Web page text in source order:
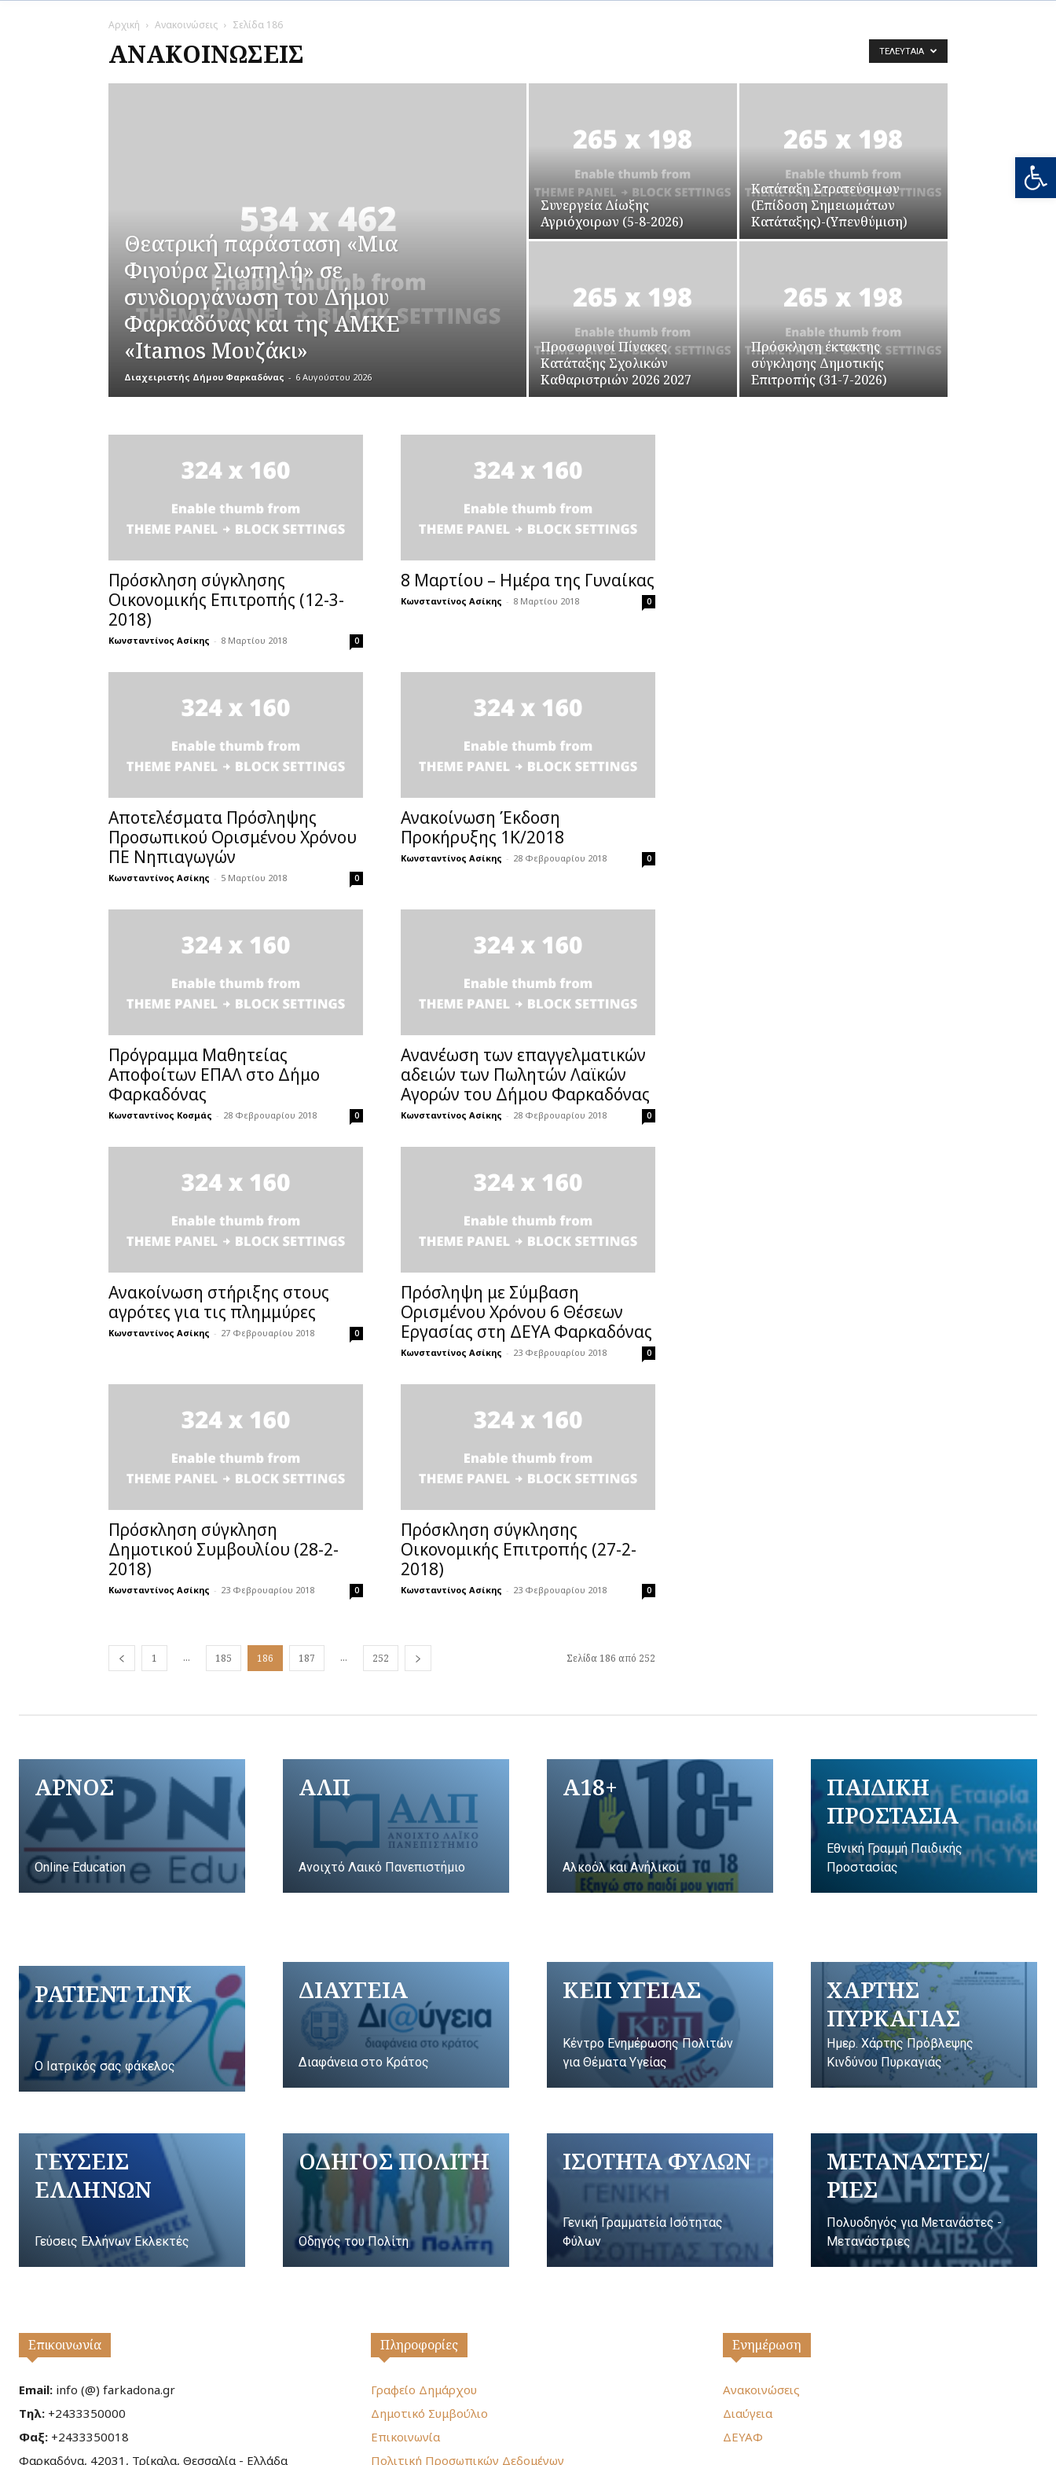
Αρχική Ανακοινώσεις Σελίδα 186
ΑΝΑΚΟΙΝΏΣΕΙΣ ΤΕΛΕΥΤΑΊΑ
Θεατρική παράσταση «Μια
Φιγούρα Σιωπηλή» σε
συνδιοργάνωση του Δήμου
Φαρκαδόνας και της ΑΜΚΕ
«Itamos Μουζάκι»
Διαχειριστής Δήμου Φαρκαδόνας - 6 Αυγούστου 2026
Συνεργεία Δίωξης
Αγριόχοιρων (5-8-2026)
Κατάταξη Στρατεύσιμων
(Επίδοση Σημειωμάτων
Κατάταξης)-(Υπενθύμιση)
Προσωρινοί Πίνακες
Κατάταξης Σχολικών
Καθαριστριών 2026 2027
Πρόσκληση έκτακτης
σύγκλησης Δημοτικής
Επιτροπής (31-7-2026)
Πρόσκληση σύγκλησης
Οικονομικής Επιτροπής (12-3-
2018)
Κωνσταντίνος Ασίκης - 8 Μαρτίου 2018 0
8 Μαρτίου – Ημέρα της Γυναίκας
Κωνσταντίνος Ασίκης - 8 Μαρτίου 2018 0
Αποτελέσματα Πρόσληψης
Προσωπικού Ορισμένου Χρόνου
ΠΕ Νηπιαγωγών
Κωνσταντίνος Ασίκης - 5 Μαρτίου 2018 0
Ανακοίνωση Έκδοση
Προκήρυξης 1Κ/2018
Κωνσταντίνος Ασίκης - 28 Φεβρουαρίου 2018 0
Πρόγραμμα Μαθητείας
Αποφοίτων ΕΠΑΛ στο Δήμο
Φαρκαδόνας
Κωνσταντίνος Κοσμάς - 28 Φεβρουαρίου 2018 0
Ανανέωση των επαγγελματικών
αδειών των Πωλητών Λαϊκών
Αγορών του Δήμου Φαρκαδόνας
Κωνσταντίνος Ασίκης - 28 Φεβρουαρίου 2018 0
Ανακοίνωση στήριξης στους
αγρότες για τις πλημμύρες
Κωνσταντίνος Ασίκης - 27 Φεβρουαρίου 2018 0
Πρόσληψη με Σύμβαση
Ορισμένου Χρόνου 6 Θέσεων
Εργασίας στη ΔΕΥΑ Φαρκαδόνας
Κωνσταντίνος Ασίκης - 23 Φεβρουαρίου 2018 0
Πρόσκληση σύγκληση
Δημοτικού Συμβουλίου (28-2-
2018)
Κωνσταντίνος Ασίκης - 23 Φεβρουαρίου 2018 0
Πρόσκληση σύγκλησης
Οικονομικής Επιτροπής (27-2-
2018)
Κωνσταντίνος Ασίκης - 23 Φεβρουαρίου 2018 0
1 ... 185 186 187 ... 252 Σελίδα 186 από 252
ΑΡΝΟΣ
Online Education
ΑΛΠ
Ανοιχτό Λαικό Πανεπιστήμιο
A18+
Αλκοόλ και Ανήλικοι
ΠΑΙΔΙΚΗ
ΠΡΟΣΤΑΣΙΑ
Εθνική Γραμμή Παιδικής
Προστασίας
PATIENT LINK
Ο Ιατρικός σας φάκελος
ΔΙΑΥΓΕΙΑ
Διαφάνεια στο Κράτος
ΚΕΠ ΥΓΕΙΑΣ
Κέντρο Ενημέρωσης Πολιτών
για Θέματα Υγείας
ΧΑΡΤΗΣ
ΠΥΡΚΑΓΙΑΣ
Ημερ. Χάρτης Πρόβλεψης
Κινδύνου Πυρκαγιάς
ΓΕΥΣΕΙΣ
ΕΛΛΗΝΩΝ
Γεύσεις Ελλήνων Εκλεκτές
ΟΔΗΓΟΣ ΠΟΛΙΤΗ
Οδηγός του Πολίτη
ΙΣΟΤΗΤΑ ΦΥΛΩΝ
Γενική Γραμματεία Ισότητας
Φύλων
ΜΕΤΑΝΑΣΤΕΣ/
ΡΙΕΣ
Πολυοδηγός για Μετανάστες -
Μετανάστριες
Επικοινωνία
Email: info (@) farkadona.gr
Τηλ: +2433350000
Φαξ: +2433350018
Φαρκαδόνα, 42031, Τρίκαλα, Θεσσαλία - Ελλάδα
Πληροφορίες
Γραφείο Δημάρχου
Δημοτικό Συμβούλιο
Επικοινωνία
Πολιτική Προσωπικών Δεδομένων
Ενημέρωση
Ανακοινώσεις
Διαύγεια
ΔΕΥΑΦ